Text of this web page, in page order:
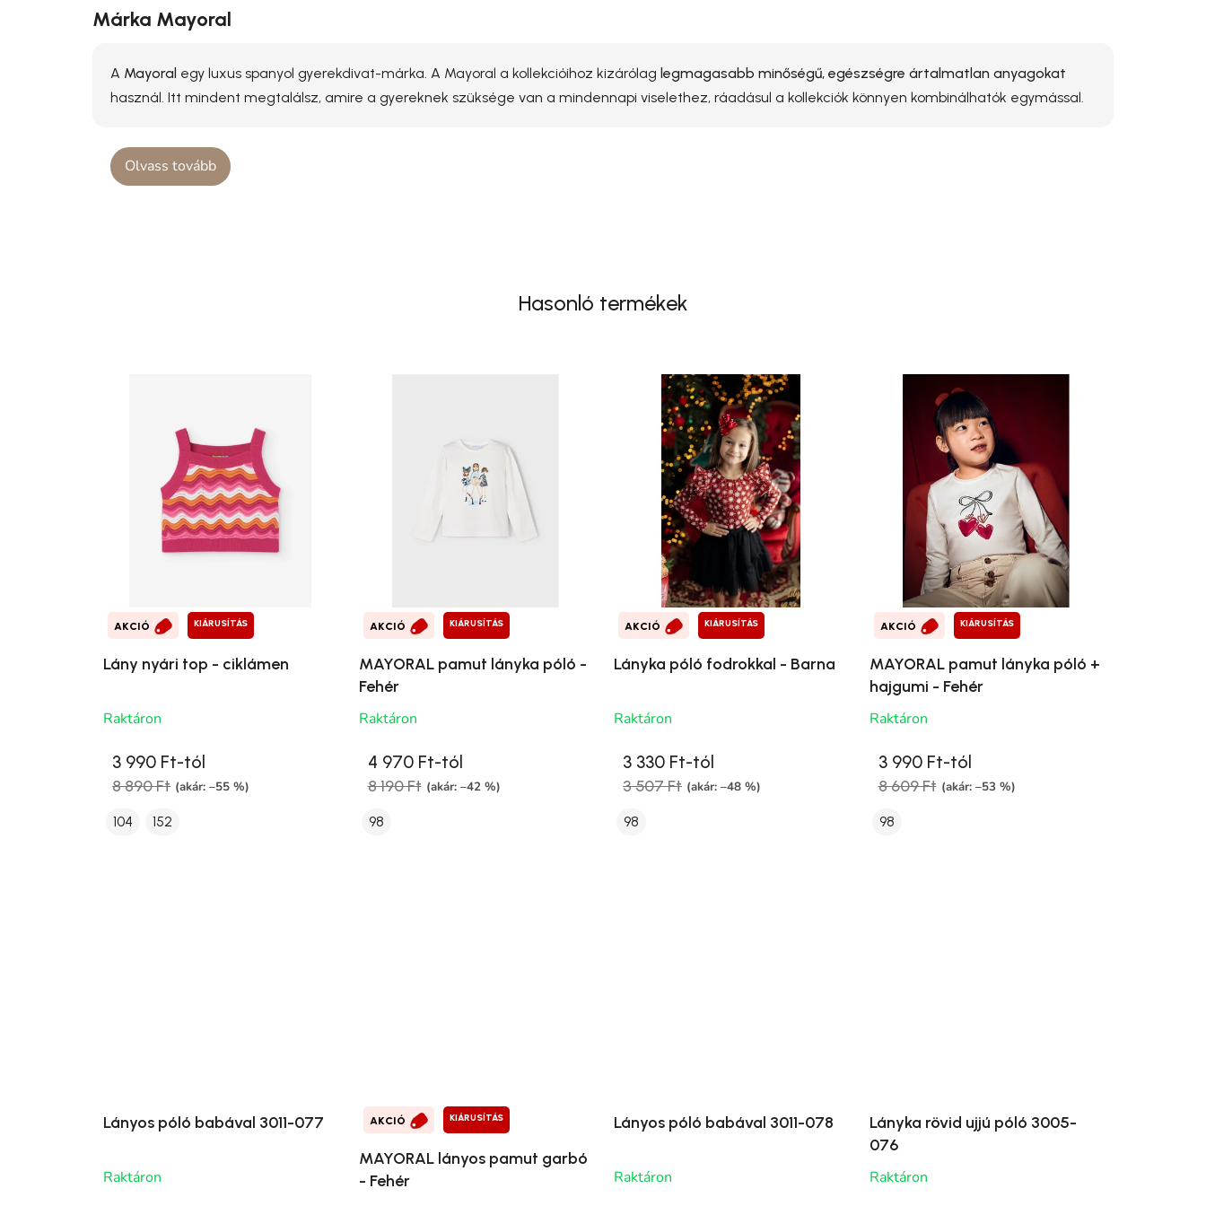
Márka Mayoral
A Mayoral egy luxus spanyol gyerekdivat-márka. A Mayoral a kollekcióihoz kizárólag legmagasabb minőségű, egészségre ártalmatlan anyagokat
használ. Itt mindent megtalálsz, amire a gyereknek szüksége van a mindennapi viselethez, ráadásul a kollekciók könnyen kombinálhatók egymással.
Olvass tovább
Hasonló termékek
AKCIÓ KIÁRUSÍTÁS
Lány nyári top - ciklámen
Raktáron
3 990 Ft-tól
8 890 Ft (akár: –55 %)
104 152
AKCIÓ KIÁRUSÍTÁS
MAYORAL pamut lányka póló -
Fehér
Raktáron
4 970 Ft-tól
8 190 Ft (akár: –42 %)
98
AKCIÓ KIÁRUSÍTÁS
Lányka póló fodrokkal - Barna
Raktáron
3 330 Ft-tól
3 507 Ft (akár: –48 %)
98
AKCIÓ KIÁRUSÍTÁS
MAYORAL pamut lányka póló +
hajgumi - Fehér
Raktáron
3 990 Ft-tól
8 609 Ft (akár: –53 %)
98
Lányos póló babával 3011-077
Raktáron
AKCIÓ KIÁRUSÍTÁS
MAYORAL lányos pamut garbó
- Fehér
Lányos póló babával 3011-078
Raktáron
Lányka rövid ujjú póló 3005-
076
Raktáron